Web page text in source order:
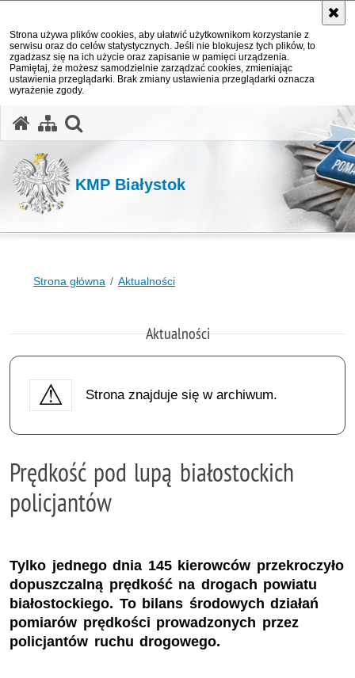
Strona używa plików cookies, aby ułatwić użytkownikom korzystanie z
serwisu oraz do celów statystycznych. Jeśli nie blokujesz tych plików, to
zgadzasz się na ich użycie oraz zapisanie w pamięci urządzenia.
Pamiętaj, że możesz samodzielnie zarządzać cookies, zmieniając
ustawienia przeglądarki. Brak zmiany ustawienia przeglądarki oznacza
wyrażenie zgody.
KMP Białystok
Strona główna Aktualności
Aktualności
Strona znajduje się w archiwum.
Prędkość pod lupą białostockich
policjantów
Tylko jednego dnia 145 kierowców przekroczyło
dopuszczalną prędkość na drogach powiatu
białostockiego. To bilans środowych działań
pomiarów prędkości prowadzonych przez
policjantów ruchu drogowego.